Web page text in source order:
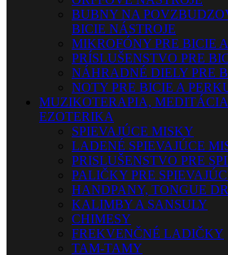
BUBNY NA
BICIE NÁSTROJE
MIKROFÓNY PRE BICIE
PRÍSLUŠENSTVO PRE
NÁHRADNÉ DIELY PRE
NOTY PRE BICIE A
MUZIKOTERAPIA,
EZOTERIKA
SPIEVAJÚCE MISKY
LADENÉ SPIEVAJÚCE
PRISLUŠENSTVO PRE
PALIČKY PRE
HANDPANY, TONGUE
KALIMBY A SANSULY
CHIMESY
FREKVENČNÉ LADIČKY
TAM-TAMY